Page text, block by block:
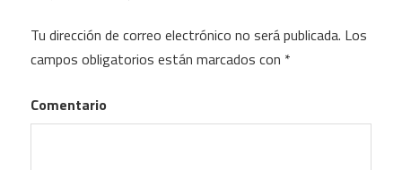
Tu dirección de correo electrónico no será publicada. Los
campos obligatorios están marcados con *
Comentario